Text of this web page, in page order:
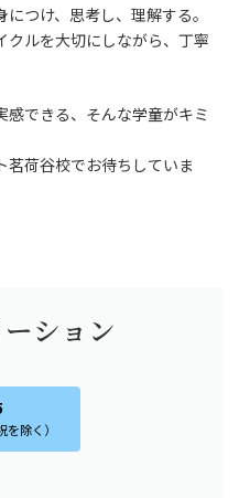
つけ、思考し、理解する。
クルを大切にしながら、丁寧
できる、そんな学童がキミ
茗荷谷校でお待ちしていま
ション
除く）